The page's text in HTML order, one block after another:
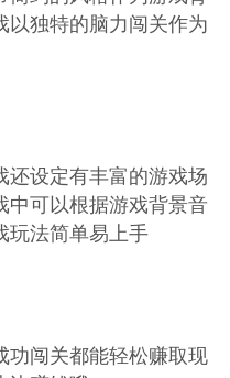
以独特的脑力闯关作为
还设定有丰富的游戏场
中可以根据游戏背景音
玩法简单易上手
功闯关都能轻松赚取现